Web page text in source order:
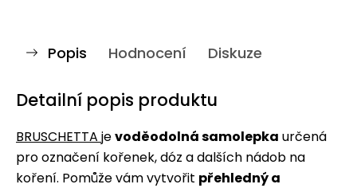
Popis Hodnocení Diskuze
Detailní popis produktu
BRUSCHETTA jevoděodolná samolepka určená
pro označení kořenek, dóz a dalších nádob na
koření. Pomůže vám vytvořit přehledný a